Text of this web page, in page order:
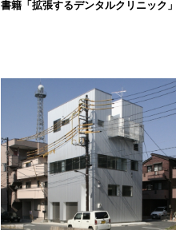
書籍「拡張するデンタルクリニック